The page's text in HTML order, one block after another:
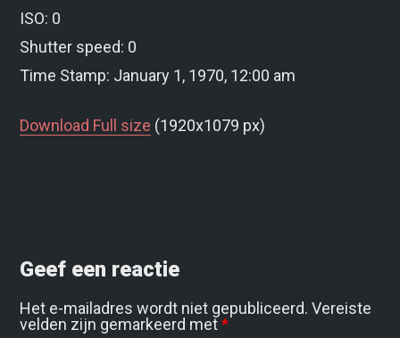
ISO: 0
Shutter speed: 0
Time Stamp: January 1, 1970, 12:00 am
Download Full size (1920x1079 px)
Geef een reactie
Het e-mailadres wordt niet gepubliceerd. Vereiste
velden zijn gemarkeerd met*